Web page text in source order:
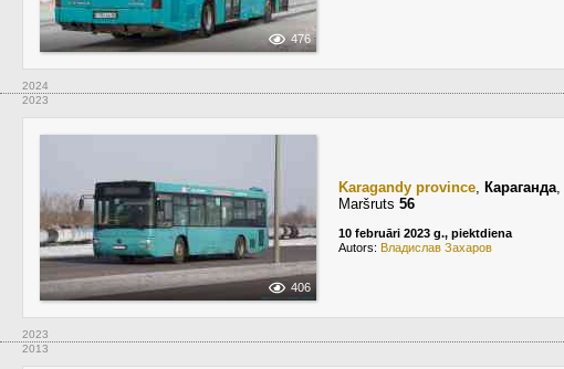
476
2024
2023
406
Karagandy province, Караганда,
Maršruts 56
10 februāri 2023 g., piektdiena
Autors: Владислав Захаров
2023
2013